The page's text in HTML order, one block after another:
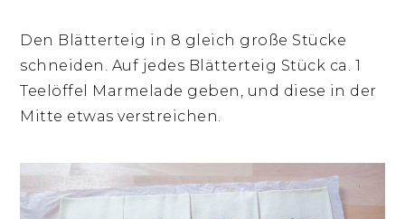
Den Blätterteig in 8 gleich große Stücke
schneiden. Auf jedes Blätterteig Stück ca. 1
Teelöffel Marmelade geben, und diese in der
Mitte etwas verstreichen.